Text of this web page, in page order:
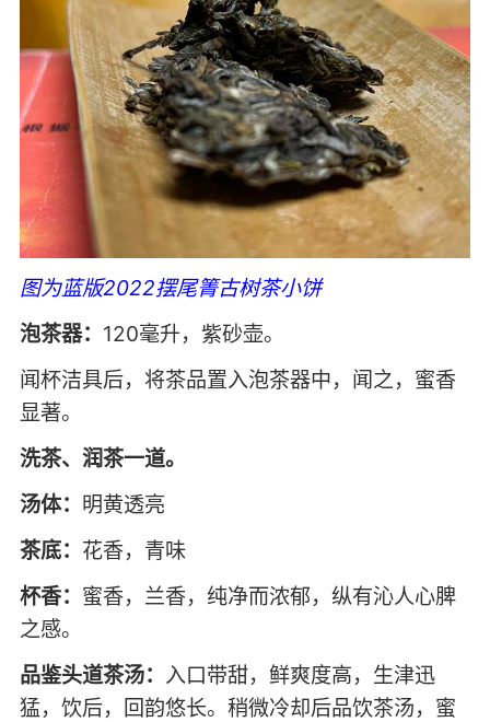
图为蓝版2022摆尾箐古树茶小饼
泡茶器： 120毫升，紫砂壶。
闻杯洁具后，将茶品置入泡茶器中，闻之，蜜香
显著。
洗茶、润茶一道。
汤体： 明黄透亮
茶底： 花香，青味
杯香： 蜜香，兰香，纯净而浓郁，纵有沁人心脾
之感。
品鉴头道茶汤： 入口带甜，鲜爽度高，生津迅
猛，饮后，回韵悠长。稍微冷却后品饮茶汤，蜜